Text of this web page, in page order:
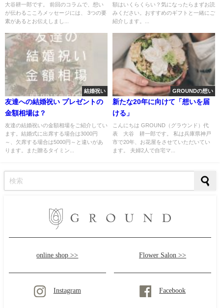
大谷耕一郎です。 前回のコラムで、想い
が伝わるこころメッセージには、 3つの要
素があるとお伝えしまし...
額はいくらくらい？気になったらまずお読
みください。おすすめのギフトと一緒にご
紹介します。...
結婚祝い
友達への結婚祝い プレゼントの
金額相場は？
友達の結婚祝いの金額相場をご紹介してい
ます。結婚式に出席する場合は3000円
～、欠席する場合は5000円～と違いがあ
ります。また贈るタイミン...
GROUNDの想い
新たな20年に向けて「想いを届
ける」
こんにちは GROUND（グラウンド）代
表 大谷 耕一郎です。 私は兵庫県神戸
市で20年、お花屋をさせていただいてい
ます。 夫婦2人で自宅マ...
online shop >> Flower Salon >>
Instagram Facebook